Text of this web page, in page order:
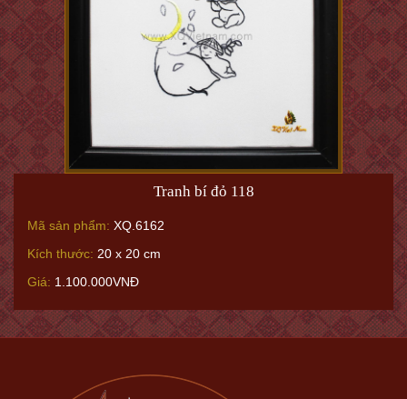
Tranh bí đỏ 118
Mã sản phẩm: XQ.6162
Kích thước: 20 x 20 cm
Giá: 1.100.000VNĐ